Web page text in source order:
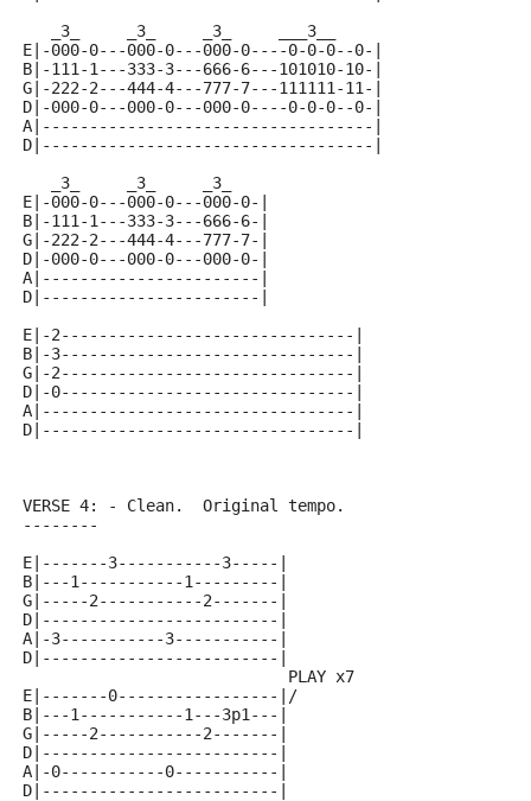
   _3_     _3_     _3_     ___3__
E|-000-0---000-0---000-0----0-0-0--0-|
B|-111-1---333-3---666-6---101010-10-|
G|-222-2---444-4---777-7---111111-11-|
D|-000-0---000-0---000-0----0-0-0--0-|
A|-----------------------------------|
D|-----------------------------------|
   _3_     _3_     _3_
E|-000-0---000-0---000-0-|
B|-111-1---333-3---666-6-|
G|-222-2---444-4---777-7-|
D|-000-0---000-0---000-0-|
A|-----------------------|
D|-----------------------|
E|-2-------------------------------|
B|-3-------------------------------|
G|-2-------------------------------|
D|-0-------------------------------|
A|---------------------------------|
D|---------------------------------|
VERSE 4: - Clean.  Original tempo.
--------
E|-------3-----------3-----|
B|---1-----------1---------|
G|-----2-----------2-------|
D|-------------------------|
A|-3-----------3-----------|
D|-------------------------|
                            PLAY x7
E|-------0-----------------|/
B|---1-----------1---3p1---|
G|-----2-----------2-------|
D|-------------------------|
A|-0-----------0-----------|
D|-------------------------|